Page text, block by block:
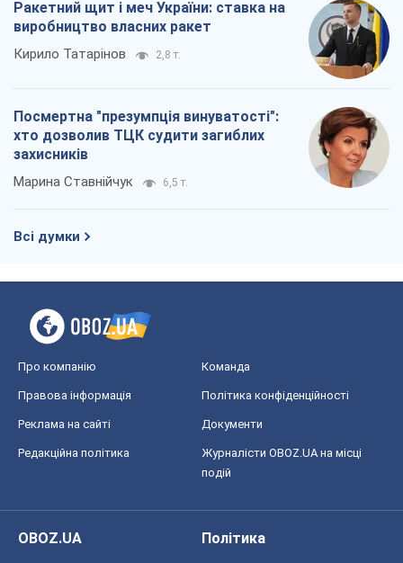
Ракетний щит і меч України: ставка на
виробництво власних ракет
Кирило Татарінов 2,8 т.
Посмертна "презумпція винуватості":
хто дозволив ТЦК судити загиблих
захисників
Марина Ставнійчук 6,5 т.
Всі думки
Про компанію Команда
Правова інформація Політика конфіденційності
Реклама на сайті Документи
Редакційна політика
Журналісти OBOZ.UA на місці
подій
OBOZ.UA
Політика